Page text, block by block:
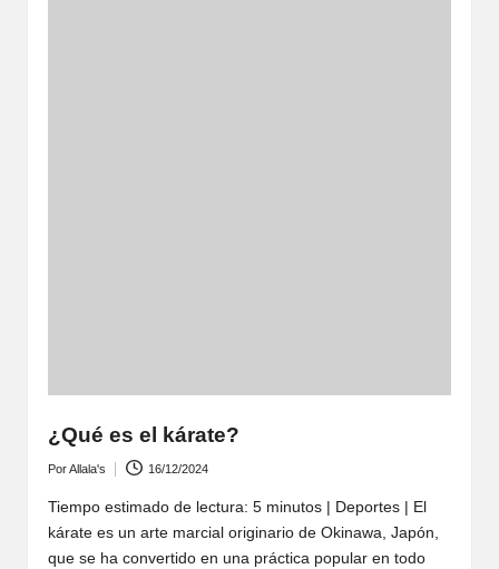
¿Qué es el kárate?
por
PorAllala's 16/12/2024
Tiempo estimado de lectura: 5 minutos | Deportes | El
kárate es un arte marcial originario de Okinawa, Japón,
que se ha convertido en una práctica popular en todo